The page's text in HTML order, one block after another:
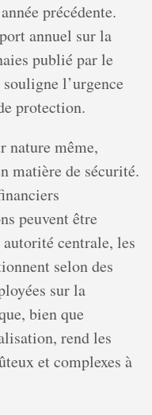
précédente.
annuel sur la
publié par le
l’urgence
protection.
nature même,
matière de sécurité.
peuvent être
autorité centrale, les
selon des
sur la
bien que
rend les
et complexes à